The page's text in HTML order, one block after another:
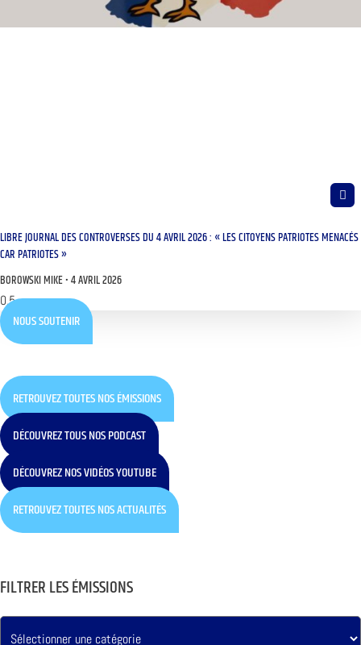
LIBRE JOURNAL DES CONTROVERSES DU 4 AVRIL 2026 : « LES CITOYENS PATRIOTES MENACÉS
CAR PATRIOTES »
BOROWSKI MIKE 4 AVRIL 2026
NOUS SOUTENIR
RETROUVEZ TOUTES NOS ÉMISSIONS
DÉCOUVREZ TOUS NOS PODCAST
DÉCOUVREZ NOS VIDÉOS YOUTUBE
RETROUVEZ TOUTES NOS ACTUALITÉS
FILTRER LES ÉMISSIONS